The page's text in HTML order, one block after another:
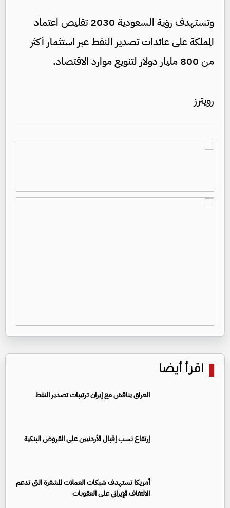
وتستهدف رؤية السعودية 2030 تقليص اعتماد
المملكة على عائدات تصدير النفط عبر استثمار أكثر
من 800 مليار دولار لتنويع موارد الاقتصاد.
رويترز
اقرأ أيضا
العراق يناقش مع إيران ترتيبات تصدير النفط
إرتفاع نسب إقبال الأردنيين على القروض البنكية
أمريكا تستهدف شبكات العملات المشفرة التي تدعم
الالتفاف الإيراني على العقوبات